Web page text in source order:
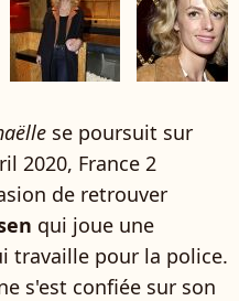
se poursuit sur
2020, France 2
de retrouver
qui joue une
travaille pour la police.
s'est confiée sur son